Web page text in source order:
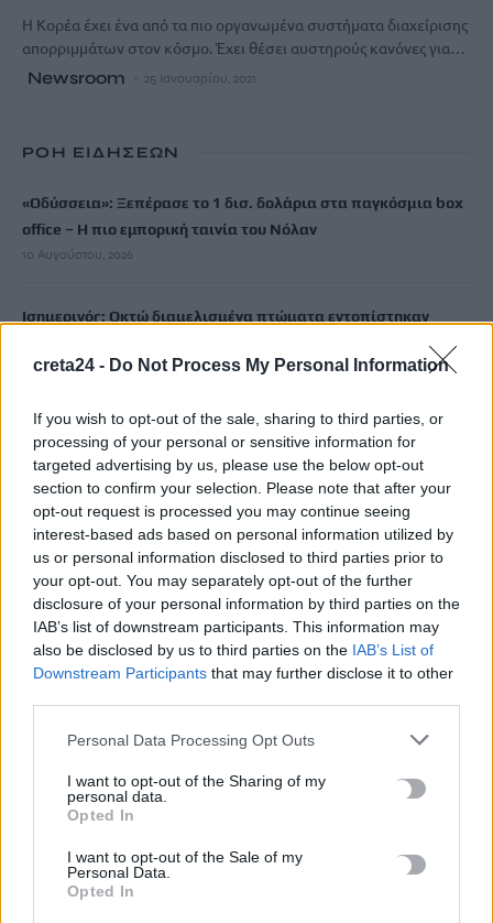
creta24 - Do Not Process My Personal Information
If you wish to opt-out of the sale, sharing to third parties, or
processing of your personal or sensitive information for
targeted advertising by us, please use the below opt-out
section to confirm your selection. Please note that after your
opt-out request is processed you may continue seeing
interest-based ads based on personal information utilized by
us or personal information disclosed to third parties prior to
your opt-out. You may separately opt-out of the further
disclosure of your personal information by third parties on the
IAB’s list of downstream participants. This information may
also be disclosed by us to third parties on the IAB’s List of
Downstream Participants that may further disclose it to other
Personal Data Processing Opt Outs
I want to opt-out of the Sharing of my
personal data.
Opted In
I want to opt-out of the Sale of my
Personal Data.
Opted In
Η Κορέα έχει ένα από τα πιο οργανωμένα συστήματα διαχείρισης
απορριμμάτων στον κόσμο. Έχει θέσει αυστηρούς κανόνες για…
Newsroom 25 Ιανουαρίου, 2021
ΡΟΗ ΕΙΔΗΣΕΩΝ
«Οδύσσεια»: Ξεπέρασε το 1 δισ. δολάρια στα παγκόσμια box
office – Η πιο εμπορική ταινία του Νόλαν
10 Αυγούστου, 2026
Ισημερινός: Οκτώ διαμελισμένα πτώματα εντοπίστηκαν
10 Αυγούστου, 2026
Ο Τραμπ αναδημοσίευσε συνέντευξη του Θάνου Πλεύρη για τη
μεταναστευτική πολιτική
10 Αυγούστου, 2026
Πρωτεΐνη: Πόση χρειαζόμαστε πραγματικά για να γεράσουμε
καλά – Πότε η υπερβολή γυρίζει μπούμερανγκ
10 Αυγούστου, 2026
Οι ταινίες-σταθμοί στην καριέρα του Νίκου Καλογερόπουλου
10 Αυγούστου, 2026
Στα 25,25 εκατ. ευρώ το κόστος για το νέο τμήμα κρουαζιέρας
10 Αυγούστου, 2026
Φωτιά στον Κουβαρά Αττικής: Καίει κοντά σε οικισμό, ήχησε